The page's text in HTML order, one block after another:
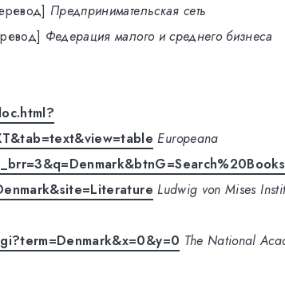
Предпринимательская сеть
Федерация малого и среднего бизнеса
Europeana
Ludwig von Mises
The National